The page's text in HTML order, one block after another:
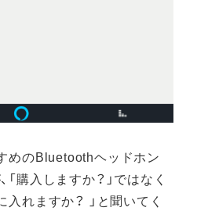
めのBluetoothヘッドホン
購入しますか？」ではなく
入れますか？ 」と聞いてく